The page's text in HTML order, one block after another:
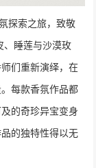
探索之旅，致敬
、睡莲与沙漠玫
们重新演绎，在
每款香氛作品都
的奇珍异宝变身
的独特性得以无